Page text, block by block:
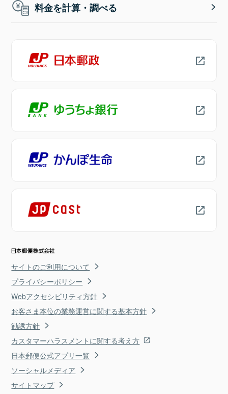
料金を計算・調べる
サイトのご利用について
プライバシーポリシー
Webアクセシビリティ方針
お客さま本位の業務運営に関する基本方針
勧誘方針
カスタマーハラスメントに関する考え方
日本郵便公式アプリ一覧
ソーシャルメディア
サイトマップ